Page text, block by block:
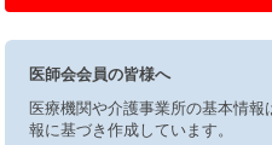
医師会会員の皆様へ
医療機関や介護事業所の基本情
報に基づき作成しています。